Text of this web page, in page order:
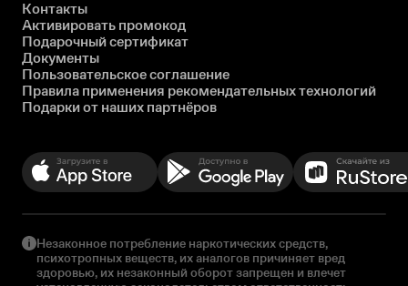
Контакты
Активировать промокод
Подарочный сертификат
Документы
Пользовательское соглашение
Правила применения рекомендательных технологий
Подарки от наших партнёров
Незаконное потребление наркотических средств,
психотропных веществ, их аналогов причиняет вред
здоровью, их незаконный оборот запрещен и влечет